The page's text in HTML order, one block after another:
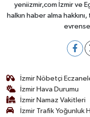
yeniizmir,com İzmir ve
halkın haber alma
İzmir Nöbetçi
İzmir Hava Durumu
İzmir Namaz Vakitleri
İzmir Trafik Yoğunluk